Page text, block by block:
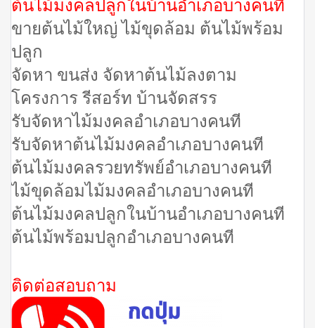
ขายต้นไม้ใหญ่ ไม้ขุดล้อม ต้นไม้พร้อม
ปลูก
จัดหา ขนส่ง จัดหาต้นไม้ลงตาม
โครงการ รีสอร์ท บ้านจัดสรร
รับจัดหาไม้มงคลอำเภอบางคนที
รับจัดหาต้นไม้มงคลอำเภอบางคนที
ต้นไม้มงคลรวยทรัพย์อำเภอบางคนที
ไม้ขุดล้อมไม้มงคลอำเภอบางคนที
ต้นไม้มงคลปลูกในบ้านอำเภอบางคนที
ต้นไม้พร้อมปลูกอำเภอบางคนที
ติดต่อสอบถาม